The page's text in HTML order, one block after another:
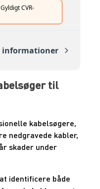
CVR-
informationer
til
kabelsøgere,
nedgravede kabler,
skader under
identificere både